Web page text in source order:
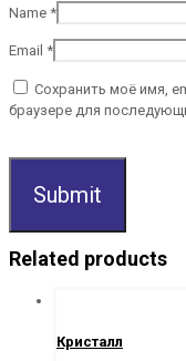
Name *
Email *
Сохранить моё имя,
браузере для
Related products
Кристалл